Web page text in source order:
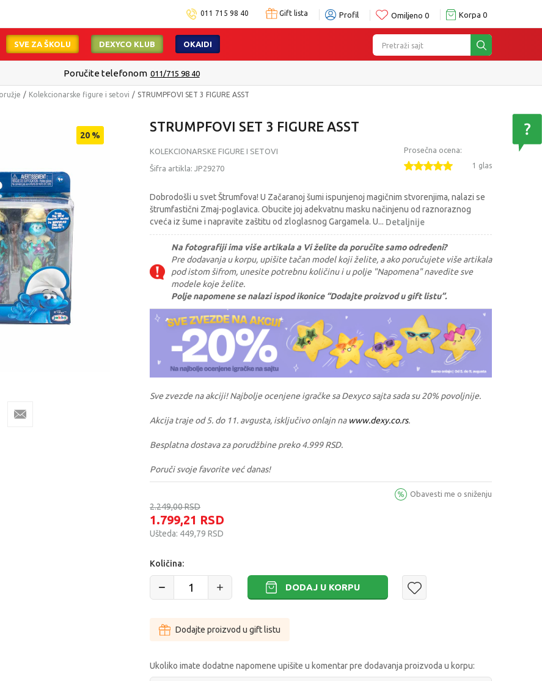
011 715 98 40 Gift lista Profil Omiljeno 0 Korpa 0
Pretraži sajt
SVE ZA ŠKOLU DEXYCO KLUB OKAIDI
Poručite telefonom 011/715 98 40
Kolekcionarske figure i setovi STRUMPFOVI SET 3 FIGURE ASST
20 %
STRUMPFOVI SET 3 FIGURE ASST
KOLEKCIONARSKE FIGURE I SETOVI
Šifra artikla: JP29270
Prosečna ocena:
1 glas
Dobrodošli u svet Štrumfova! U Začaranoj šumi ispunjenoj magičnim stvorenjima, nalazi se
štrumfastični Zmaj-poglavica. Obucite joj adekvatnu masku načinjenu od raznoraznog
cveća iz šume i napravite zaštitu od zloglasnog Gargamela. U... Detaljnije
Na fotografiji ima više artikala a Vi želite da poručite samo određeni?
Pre dodavanja u korpu, upišite tačan model koji želite, a ako poručujete više artikala
pod istom šifrom, unesite potrebnu količinu i u polje "Napomena" navedite sve
modele koje želite.
Polje napomene se nalazi ispod ikonice “Dodajte proizvod u gift listu”.
Sve zvezde na akciji! Najbolje ocenjene igračke sa Dexyco sajta sada su 20% povoljnije.
Akcija traje od 5. do 11. avgusta, isključivo onlajn na www.dexy.co.rs.
Besplatna dostava za porudžbine preko 4.999 RSD.
Poruči svoje favorite već danas!
2.249,00RSD
1.799,21 RSD
Ušteda: 449,79 RSD
Obavesti me o sniženju
Količina:
DODAJ U KORPU
Dodajte proizvod u gift listu
Ukoliko imate dodatne napomene upišite u komentar pre dodavanja proizvoda u korpu: